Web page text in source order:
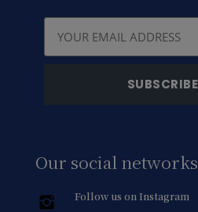
Our social networks
Follow us on Instagram